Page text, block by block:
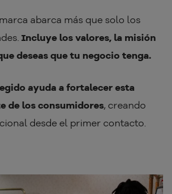
abarca más que solo los
Incluye los valores, la misión
deseas que tu negocio tenga.
ayuda a fortalecer esta
de los consumidores, creando
desde el primer contacto.